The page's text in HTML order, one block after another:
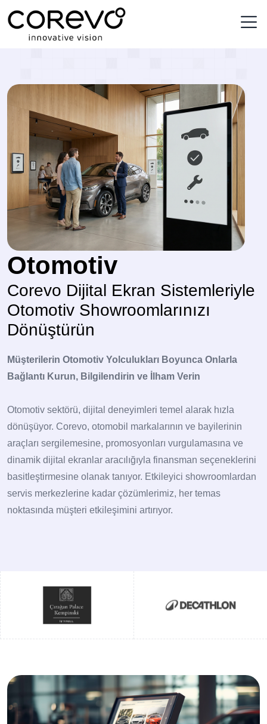
Otomotiv
Corevo Dijital Ekran Sistemleriyle
Otomotiv Showroomlarınızı
Dönüştürün
Müşterilerin Otomotiv Yolculukları Boyunca Onlarla
Bağlantı Kurun, Bilgilendirin ve İlham Verin
Otomotiv sektörü, dijital deneyimleri temel alarak hızla
dönüşüyor. Corevo, otomobil markalarının ve bayilerinin
araçları sergilemesine, promosyonları vurgulamasına ve
dinamik dijital ekranlar aracılığıyla finansman seçeneklerini
basitleştirmesine olanak tanıyor. Etkileyici showroomlardan
servis merkezlerine kadar çözümlerimiz, her temas
noktasında müşteri etkileşimini artırıyor.